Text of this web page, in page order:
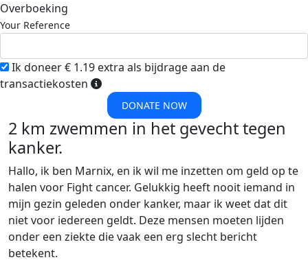
Overboeking
Your Reference
Ik doneer € 1.19 extra als bijdrage aan de
transactiekosten
DONATE NOW
2 km zwemmen in het gevecht tegen
kanker.
Hallo, ik ben Marnix, en ik wil me inzetten om geld op te
halen voor Fight cancer. Gelukkig heeft nooit iemand in
mijn gezin geleden onder kanker, maar ik weet dat dit
niet voor iedereen geldt. Deze mensen moeten lijden
onder een ziekte die vaak een erg slecht bericht
betekent.